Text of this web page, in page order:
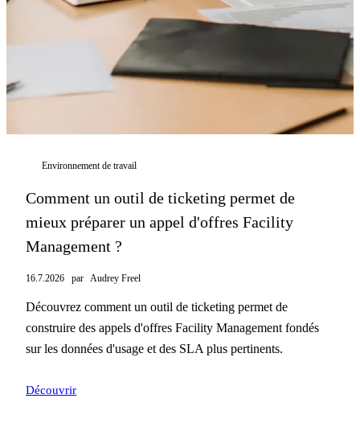
Environnement de travail
Comment un outil de ticketing permet de
mieux préparer un appel d'offres Facility
Management ?
16.7.2026 par Audrey Freel
Découvrez comment un outil de ticketing permet de
construire des appels d'offres Facility Management fondés
sur les données d'usage et des SLA plus pertinents.
Découvrir